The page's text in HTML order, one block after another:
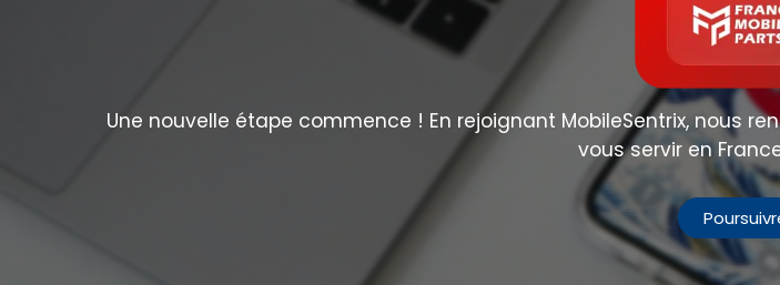
Une nouvelle étape commence ! En rejoignant MobileSentrix, nous
vous servir en